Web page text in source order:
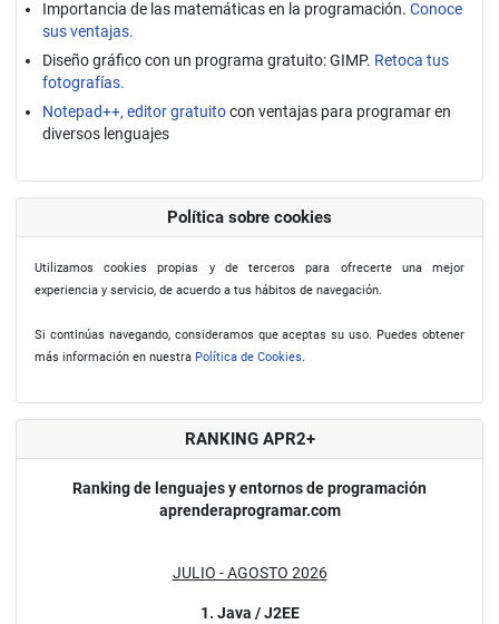
Importancia de las matemáticas en la programación. Conoce
sus ventajas.
Diseño gráfico con un programa gratuito: GIMP. Retoca tus
fotografías.
Notepad++, editor gratuitocon ventajas para programar en
diversos lenguajes
Política sobre cookies
Utilizamos cookies propias y de terceros para ofrecerte una mejor
experiencia y servicio, de acuerdo a tus hábitos de navegación.
Si continúas navegando, consideramos que aceptas su uso. Puedes obtener
más información en nuestra Política de Cookies.
RANKING APR2+
Ranking de lenguajes y entornos de programación
aprenderaprogramar.com
JULIO - AGOSTO 2026
1. Java / J2EE